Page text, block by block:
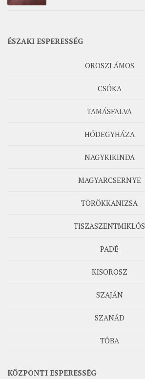
ÉSZAKI ESPERESSÉG
OROSZLÁMOS
CSÓKA
TAMÁSFALVA
HÓDEGYHÁZA
NAGYKIKINDA
MAGYARCSERNYE
TÖRÖKKANIZSA
TISZASZENTMIKLÓS
PADÉ
KISOROSZ
SZAJÁN
SZANÁD
TÓBA
KÖZPONTI ESPERESSÉG